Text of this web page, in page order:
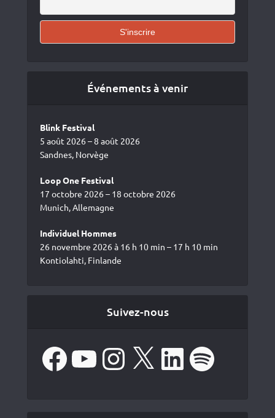
Événements à venir
Blink Festival
5 août 2026 – 8 août 2026
Sandnes, Norvège
Loop One Festival
17 octobre 2026 – 18 octobre 2026
Munich, Allemagne
Individuel Hommes
26 novembre 2026 à 16 h 10 min – 17 h 10 min
Kontiolahti, Finlande
Suivez-nous
FacebookYouTube Instagram LinkedIn Spotify